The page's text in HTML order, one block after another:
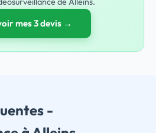
mes 3 devis →
-